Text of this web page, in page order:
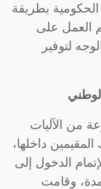
بطريقة
العمل على
لتوفير
من الآليات
داخلها،
الدخول إلى
وقامت